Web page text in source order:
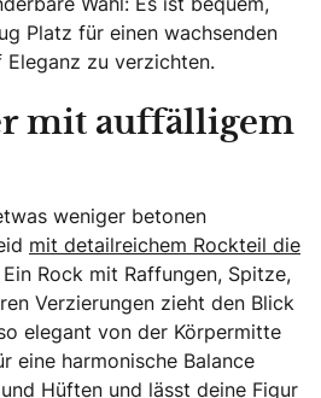
Platz für einen wachsenden
Eleganz zu verzichten.
mit auffälligem
weniger betonen
mit detailreichem Rockteil die
Ein Rock mit Raffungen, Spitze,
Verzierungen zieht den Blick
elegant von der Körpermitte
eine harmonische Balance
Hüften und lässt deine Figur